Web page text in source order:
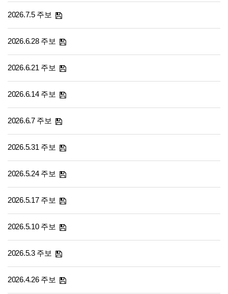
2026.7.5 주보
2026.6.28 주보
2026.6.21 주보
2026.6.14 주보
2026.6.7 주보
2026.5.31 주보
2026.5.24 주보
2026.5.17 주보
2026.5.10 주보
2026.5.3 주보
2026.4.26 주보